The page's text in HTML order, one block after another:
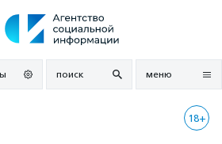
поиск меню
18+